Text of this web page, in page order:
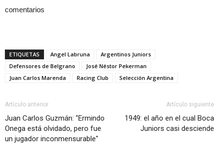
comentarios
ETIQUETAS Angel Labruna
Argentinos Juniors
Defensores de Belgrano
José Néstor Pekerman
Juan Carlos Marenda
Racing Club Selección Argentina
Artículo anterior
Juan Carlos Guzmán: "Ermindo
Onega está olvidado, pero fue
un jugador inconmensurable"
Artículo siguiente
1949: el año en el cual Boca
Juniors casi desciende